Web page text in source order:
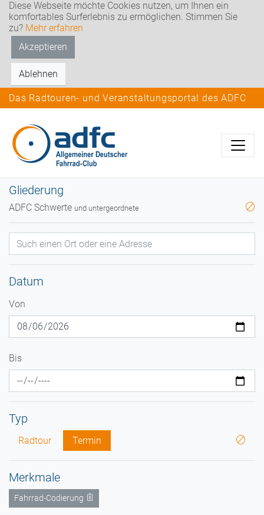
Diese Webseite möchte Cookies nutzen, um Ihnen ein
komfortables Surferlebnis zu ermöglichen. Stimmen Sie
zu? Mehr erfahren
Akzeptieren
Ablehnen
Das Radtouren- und Veranstaltungsportal des ADFC
Gliederung
ADFC Schwerte und untergeordnete
Datum
Von
Bis
Typ
Radtour Termin
Merkmale
Fahrrad-Codierung